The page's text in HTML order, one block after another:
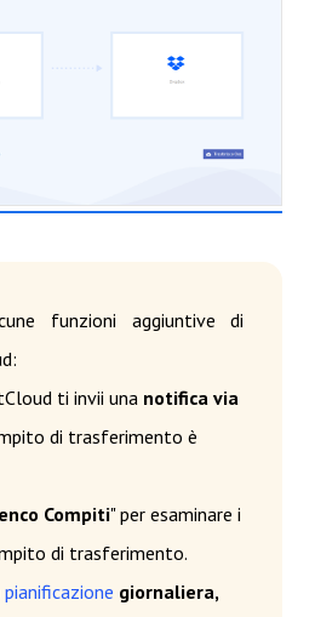
funzioni aggiuntive di
ti invii una notifica via
di trasferimento è
Compiti" per esaminare i
di trasferimento.
pianificazione giornaliera,